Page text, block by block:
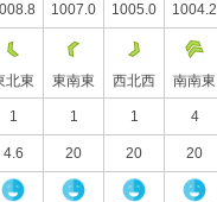
1007.0 1005.0 1004.2
北東 東南東 西北西 南南東
1 1 1 4
4.6 20 20 20